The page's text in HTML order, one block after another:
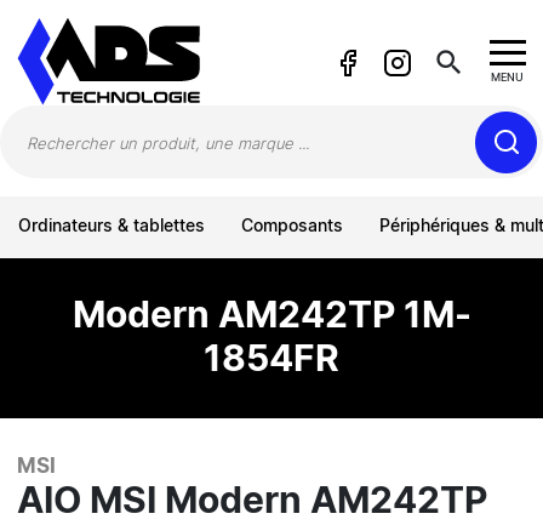
search MENU
Ordinateurs & tablettes Composants Périphériques &
Modern AM242TP 1M-
1854FR
MSI
AIO MSI Modern AM242TP